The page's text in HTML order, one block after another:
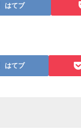
はてブ
はてブ